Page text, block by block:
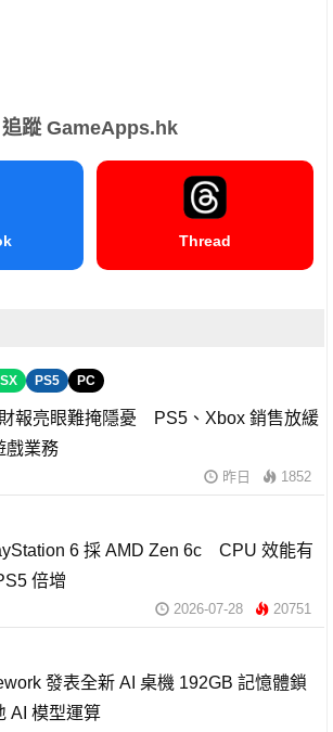
追蹤 GameApps.hk
Thread
PS5 PC
報亮眼難掩隱憂 PS5、Xbox 銷售放緩
戲業務
昨日 1852
6 採 AMD Zen 6c CPU 效能有
倍增
2026-07-28 20751
發表全新 AI 桌機 192GB 記憶體鎖
AI 模型運算